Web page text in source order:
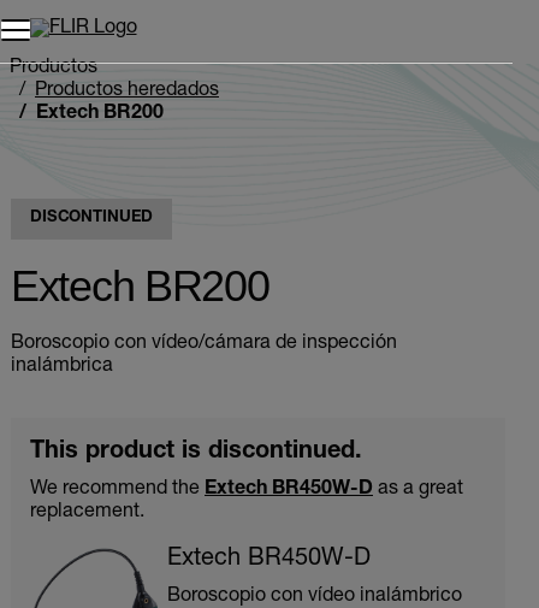
Unread messages
Modelo
Eliminar
artículos
artículo
Añadir al carro
Añadido al carro
Productos
Productos heredados
Extech BR200
DISCONTINUED
Extech BR200
Boroscopio con vídeo/cámara de inspección
inalámbrica
This product is discontinued.
We recommend the Extech BR450W-D as a great
replacement.
Extech BR450W-D
Boroscopio con vídeo inalámbrico